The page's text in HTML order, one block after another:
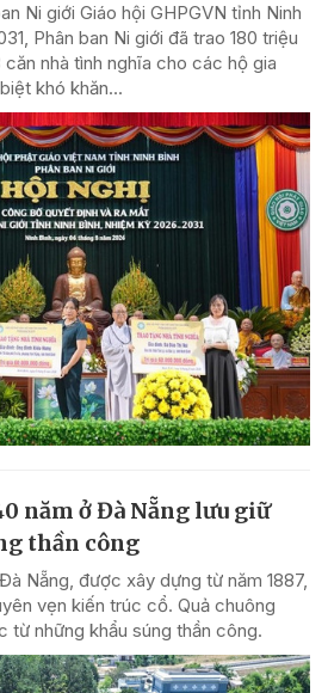
Ni giới Giáo hội GHPGVN tỉnh Ninh
Phân ban Ni giới đã trao 180 triệu
nhà tình nghĩa cho các hộ gia
khó khăn...
năm ở Đà Nẵng lưu giữ
thần công
Nẵng, được xây dựng từ năm 1887,
vẹn kiến trúc cổ. Quả chuông
những khẩu súng thần công.